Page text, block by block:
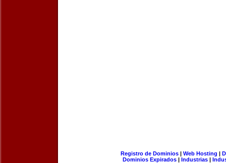
Registro de Dominios| Web Hosting |
Dominios Expirados | Industrias |